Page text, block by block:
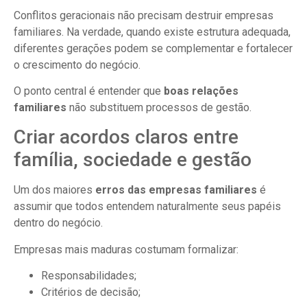
Conflitos geracionais não precisam destruir empresas
familiares. Na verdade, quando existe estrutura adequada,
diferentes gerações podem se complementar e fortalecer
o crescimento do negócio.
O ponto central é entender que boas relações
familiares não substituem processos de gestão.
Criar acordos claros entre
família, sociedade e gestão
Um dos maiores erros das empresas familiares é
assumir que todos entendem naturalmente seus papéis
dentro do negócio.
Empresas mais maduras costumam formalizar:
Responsabilidades;
Critérios de decisão;